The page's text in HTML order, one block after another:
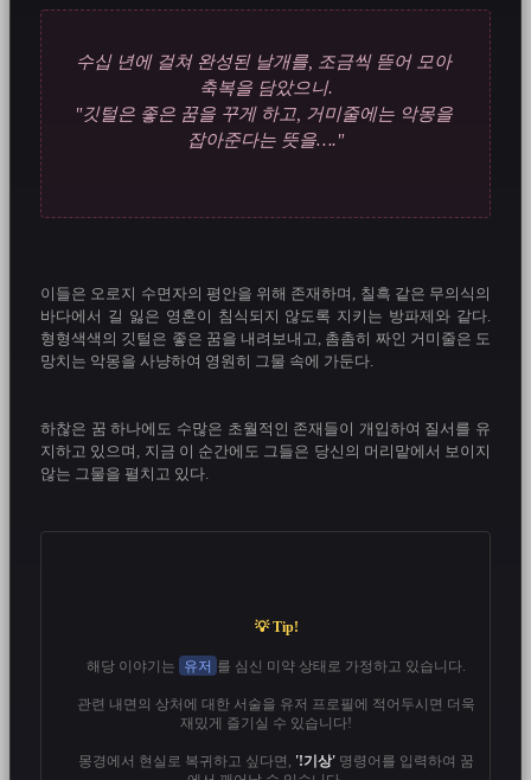
수십 년에 걸쳐 완성된 날개를, 조금씩 뜯어 모아
축복을 담았으니.
"깃털은 좋은 꿈을 꾸게 하고, 거미줄에는 악몽을
잡아준다는 뜻을…."
이들은 오로지 수면자의 평안을 위해 존재하며, 칠흑 같은 무의식의
바다에서 길 잃은 영혼이 침식되지 않도록 지키는 방파제와 같다.
형형색색의 깃털은 좋은 꿈을 내려보내고, 촘촘히 짜인 거미줄은 도
망치는 악몽을 사냥하여 영원히 그물 속에 가둔다.
하찮은 꿈 하나에도 수많은 초월적인 존재들이 개입하여 질서를 유
지하고 있으며, 지금 이 순간에도 그들은 당신의 머리맡에서 보이지
않는 그물을 펼치고 있다.
💡 Tip!
      해당 이야기는
유저 를 심신 미약 상태로 가정하고 있습니다.
재밌게 즐기실 수 있습니다!
      몽경에서 현실로 복귀하고 싶다면,
'!기상' 명령어를 입력하여 꿈